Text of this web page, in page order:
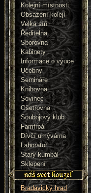
Kolejní místnosti
Obsazení kolejí
Velká síň
Ředitelna
Sborovna
Kabinety
Informace o výuce
Učebny
Semináře
Knihovna
Sovinec
Ošetřovna
Soubojový klub
Famfrpál
Dívčí umývárna
Laboratoř
Starý kumbál
Sklepení
Bradavický hrad